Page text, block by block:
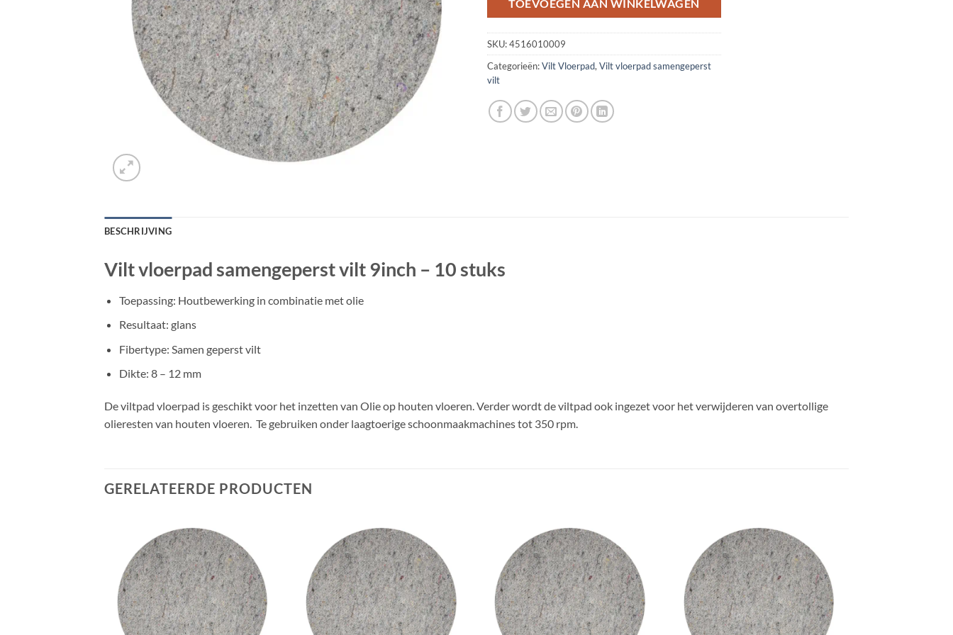
TOEVOEGEN AAN WINKELWAGEN
SKU:4516010009
Categorieën:Vilt Vloerpad, Vilt vloerpad samengeperst
vilt
BESCHRIJVING
Vilt vloerpad samengeperst vilt 9inch – 10 stuks
Toepassing: Houtbewerking in combinatie met olie
Resultaat: glans
Fibertype: Samen geperst vilt
Dikte: 8 – 12 mm
De viltpad vloerpad is geschikt voor het inzetten van Olie op houten vloeren. Verder wordt de viltpad ook ingezet voor het verwijderen van overtollige
olieresten van houten vloeren. Te gebruiken onder laagtoerige schoonmaakmachines tot 350 rpm.
GERELATEERDE PRODUCTEN